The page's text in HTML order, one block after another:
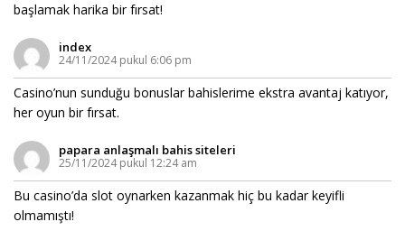
başlamak harika bir fırsat!
index
24/11/2024 pukul 6:06 pm
Casino’nun sunduğu bonuslar bahislerime ekstra avantaj katıyor,
her oyun bir fırsat.
papara anlaşmalı bahis siteleri
25/11/2024 pukul 12:24 am
Bu casino’da slot oynarken kazanmak hiç bu kadar keyifli
olmamıştı!